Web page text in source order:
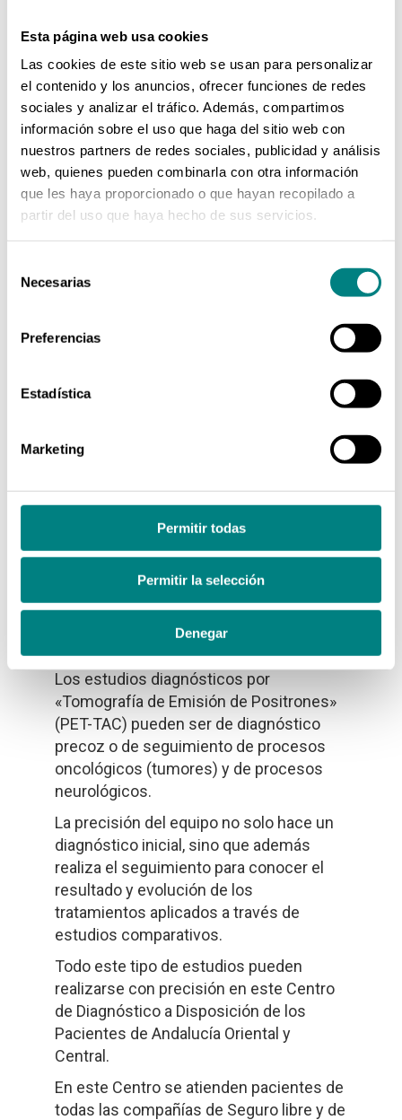
Esta página web usa cookies
Las cookies de este sitio web se usan para personalizar
el contenido y los anuncios, ofrecer funciones de redes
sociales y analizar el tráfico. Además, compartimos
información sobre el uso que haga del sitio web con
nuestros partners de redes sociales, publicidad y análisis
web, quienes pueden combinarla con otra información
que les haya proporcionado o que hayan recopilado a
partir del uso que haya hecho de sus servicios.
Necesarias
Preferencias
Estadística
Marketing
Permitir todas
Permitir la selección
Denegar
valoración de tumores neuroendocrinos
(feocromocitomas, cáncer medular de
tiroides, tumores glómicos y tumores
gastro-entero-pancreáticos). Pero más
recientemente ya podemos contar
también con el Flúor-PSMA, cuyo uso en
el cáncer de próstata tiene unos valores
de sensibilidad y especificidad
superiores a los obtenidos con F-Colina.
En neurología, mediante los estudios
patrones metabólicos de diferentes
descartar o hacer sospechar el
resonancia magnética son
incorporado recientemente también el F-
Florbetaben, un radiofármaco específico
para el diagnóstico de la enfermedad de
específicamente en la placa neurítica de
β-amiloide. Además la F-DOPA se usa
también en el diagnóstico de trastornos
motores para diferenciar entre
enfermedad de Parkinson, y síndromes
Los estudios diagnósticos por
«Tomografía de Emisión de Positrones»
(PET-TAC) pueden ser de diagnóstico
precoz o de seguimiento de procesos
oncológicos (tumores) y de procesos
neurológicos.
La precisión del equipo no solo hace un
diagnóstico inicial, sino que además
realiza el seguimiento para conocer el
resultado y evolución de los
tratamientos aplicados a través de
estudios comparativos.
Todo este tipo de estudios pueden
realizarse con precisión en este Centro
de Diagnóstico a Disposición de los
Pacientes de Andalucía Oriental y
Central.
En este Centro se atienden pacientes de
todas las compañías de Seguro libre y de